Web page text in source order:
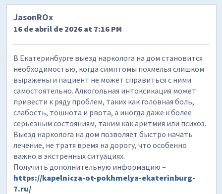
JasonROx
16 de abril de 2026 at 7:16 PM
В Екатеринбурге выезд нарколога на дом становится
необходимостью, когда симптомы похмелья слишком
выражены и пациент не может справиться с ними
самостоятельно. Алкогольная интоксикация может
привести к ряду проблем, таких как головная боль,
слабость, тошнота и рвота, а иногда даже к более
серьёзным состояниям, таким как аритмия или психоз.
Выезд нарколога на дом позволяет быстро начать
лечение, не тратя время на дорогу, что особенно
важно в экстренных ситуациях.
Получить дополнительную информацию –
https://kapelnicza-ot-pokhmelya-ekaterinburg-
7.ru/